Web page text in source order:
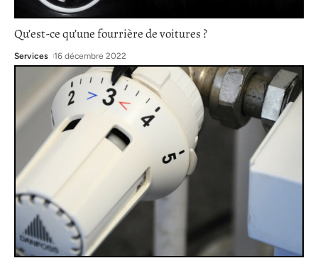
Qu’est-ce qu’une fourrière de voitures ?
Services 16 décembre 2022